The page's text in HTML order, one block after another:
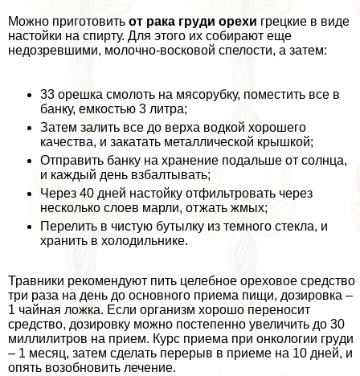
Можно приготовить от paка гpyди орехи грецкие в виде
настойки на спирту. Для этого их собирают еще
недозревшими, молочно-восковой спелости, а затем:
33 орешка смолоть на мясорубку, поместить все в
банку, емкостью 3 литра;
Затем залить все до верха водкой хорошего
качества, и закатать металлической крышкой;
Отправить банку на хранение подальше от солнца,
и каждый день взбалтывать;
Через 40 дней настойку отфильтровать через
несколько слоев марли, отжать жмых;
Перелить в чистую бутылку из темного стекла, и
хранить в холодильнике.
Травники рекомендуют пить целебное ореховое средство
три раза на день до основного приема пищи, дозировка –
1 чайная ложка. Если организм хорошо переносит
средство, дозировку можно постепенно увеличить до 30
миллилитров на прием. Курс приема при oнкoлoгии гpyди
– 1 месяц, затем сделать перерыв в приеме на 10 дней, и
опять возобновить лечение.